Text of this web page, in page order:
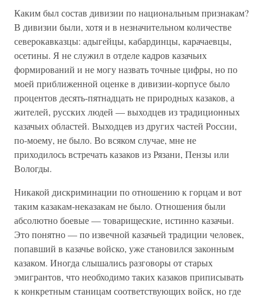
Каким был состав дивизии по национальным признакам?
В дивизии были, хотя и в незначительном количестве
северокавказцы: адыгейцы, кабардинцы, карачаевцы,
осетины. Я не служил в отделе кадров казачьих
формирований и не могу назвать точные цифры, но по
моей приближенной оценке в дивизии-корпусе было
процентов десять-пятнадцать не природных казаков, а
жителей, русских людей — выходцев из традиционных
казачьих областей. Выходцев из других частей России,
по-моему, не было. Во всяком случае, мне не
приходилось встречать казаков из Рязани, Пензы или
Вологды.
Никакой дискриминации по отношению к горцам и вот
таким казакам-неказакам не было. Отношения были
абсолютно боевые — товарищеские, истинно казачьи.
Это понятно — по извечной казачьей традиции человек,
попавший в казачье войско, уже становился законным
казаком. Иногда слышались разговоры от старых
эмигрантов, что необходимо таких казаков приписывать
к конкретным станицам соответствующих войск, но где